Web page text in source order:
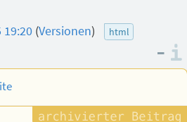
19:20 (Versionen) html
–